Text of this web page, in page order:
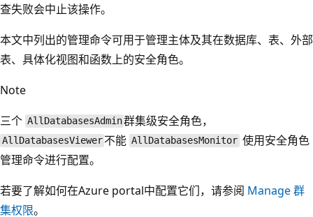
查失败会中止该操作。
本文中列出的管理命令可用于管理主体及其在数据库、表、外部
表、具体化视图和函数上的安全角色。
Note
三个 AllDatabasesAdmin群集级安全角色，
AllDatabasesViewer 不能 AllDatabasesMonitor 使用安全角色
管理命令进行配置。
若要了解如何在Azure portal中配置它们，请参阅 Manage 群
集权限。